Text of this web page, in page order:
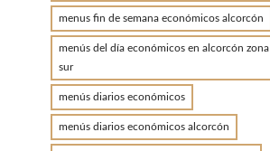
menus fin de semana económicos alcorcón
menús del día económicos en alcorcón zona
sur
menús diarios económicos
menús diarios económicos alcorcón